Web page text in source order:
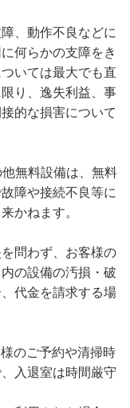
、動作不良などに
何らかの支障をき
いては最大でも直
り、逸失利益、事
的な損害について
無料設備は、無料
障や接続不良等に
かねます。
問わず、お客様の
の設備の汚損・破
代金を請求する場
のご予約や清掃時
入退室は時間厳守